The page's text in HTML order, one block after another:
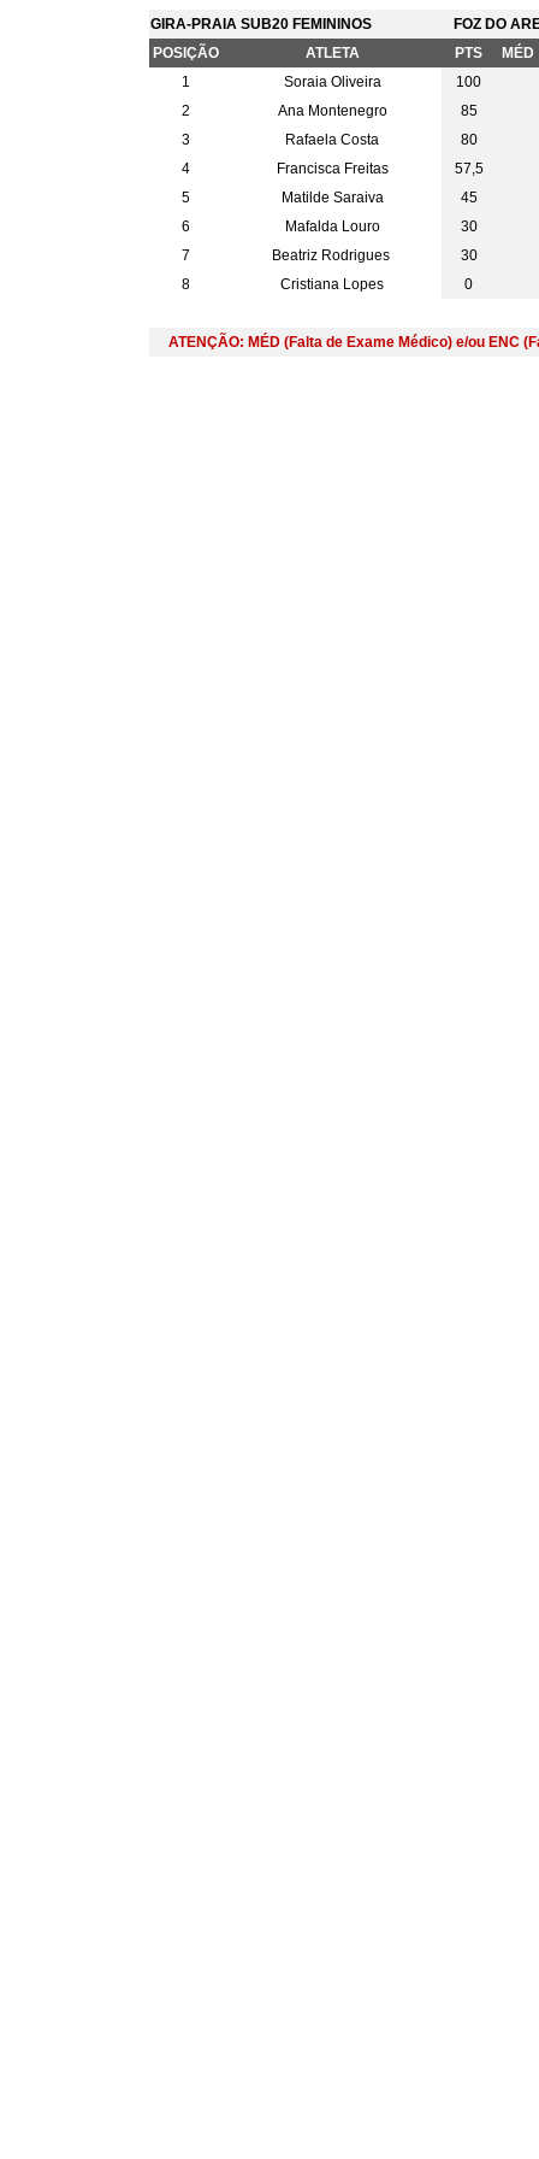
GIRA-PRAIA SUB20 FEMININOS
FOZ DO
POSIÇÃO
ATLETA PTS
MÉD
1
Soraia Oliveira
100
2
Ana Montenegro
85
3
Rafaela Costa
80
4
Francisca Freitas
57,5
5
Matilde Saraiva
45
6
Mafalda Louro
30
7
Beatriz Rodrigues
30
8
Cristiana Lopes 0
ATENÇÃO: MÉD (Falta de Exame Médico) e/ou ENC